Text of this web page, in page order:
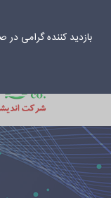
بازدید کننده گرامی